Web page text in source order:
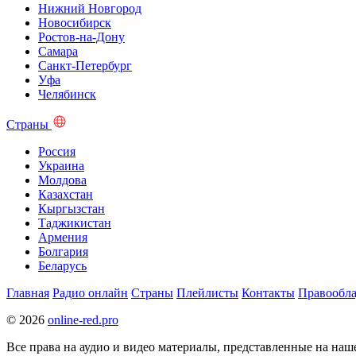
Нижний Новгород
Новосибирск
Ростов-на-Дону
Самара
Санкт-Петербург
Уфа
Челябинск
Страны
Россия
Украина
Молдова
Казахстан
Кыргызстан
Таджикистан
Армения
Болгария
Беларусь
Главная Радио онлайн Страны Плейлисты Контакты
© 2026 online-red.pro
Все права на аудио и видео материалы, представленные на